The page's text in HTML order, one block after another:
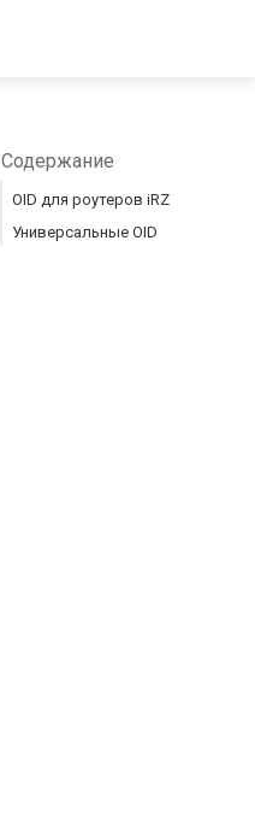
Содержание
OID для роутеров iRZ
Универсальные OID